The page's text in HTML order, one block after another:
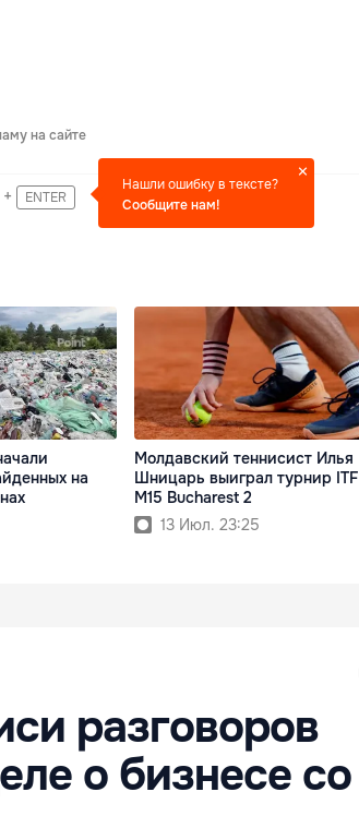
на сайте
+ ENTER
Нашли ошибку в тексте?
Сообщите нам!
на
Молдавский теннисист Илья
Шницарь выиграл турнир ITF
M15 Bucharest 2
13 Июл. 23:25
разговоров
о бизнесе со